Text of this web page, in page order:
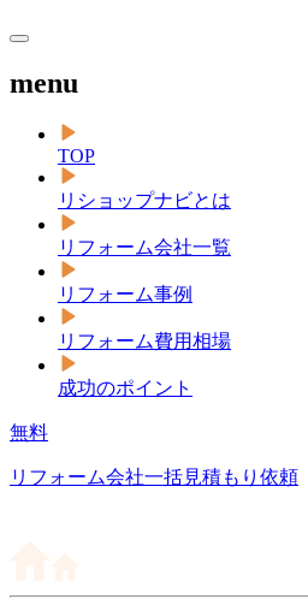
menu
TOP
リショップナビとは
リフォーム会社一覧
リフォーム事例
リフォーム費用相場
成功のポイント
無料
リフォーム会社一括見積もり依頼